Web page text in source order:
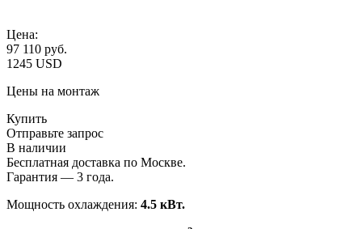
Цена:
97 110 руб.
1245 USD
Цены на монтаж
Купить
Отправьте запрос
В наличии
Бесплатная доставка по Москве.
Гарантия — 3 года.
Мощность охлаждения: 4.5 кВт.